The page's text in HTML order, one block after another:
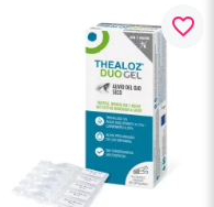
favorite_border